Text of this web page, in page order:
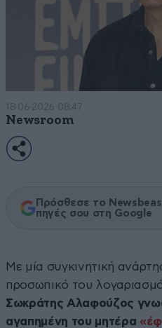
18·06·2026 08:47
Newsroom
Πρόσθεσε το
πηγές σου στη Google
Με μία συγκινητική
προσωπικό του
Σωκράτης Αλαφούζος
αγαπημένη του μητέρα